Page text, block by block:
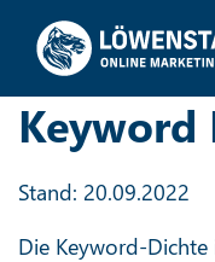
Keyword
Stand: 20.09.2022
Die Keyword-